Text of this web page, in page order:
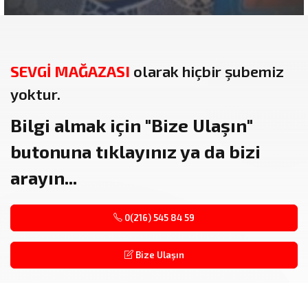
SEVGİ MAĞAZASI olarak hiçbir şubemiz
yoktur.
Bilgi almak için "Bize Ulaşın"
butonuna tıklayınız ya da bizi
arayın...
0(216) 545 84 59
Bize Ulaşın